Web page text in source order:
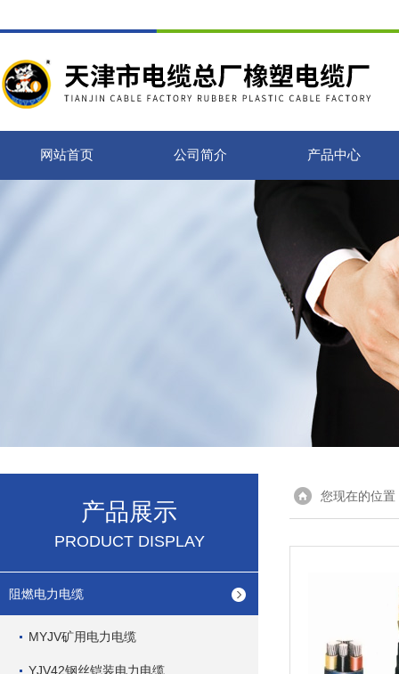
网站首页 公司简介 产品中心
产品展示
PRODUCT DISPLAY
阻燃电力电缆
MYJV矿用电力电缆
YJV42钢丝铠装电力电缆
您现在的位置